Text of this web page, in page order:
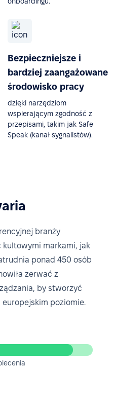
Bezpieczniejsze i
bardziej zaangażowane
środowisko pracy
dzięki narzędziom
wspierającym zgodność z
przepisami, takim jak Safe
Speak (kanał sygnalistów).
branży
kultowymi markami, jak
ponad 450 osób
zerwać z
by stworzyć
poziomie.